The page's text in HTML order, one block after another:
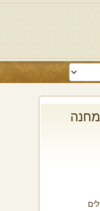
מחנה